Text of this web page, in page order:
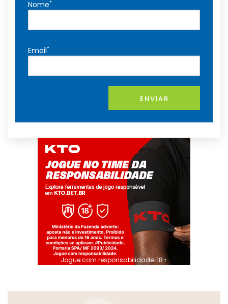
Nome*
Email*
ENVIAR
Jogue com responsabilidade. 18+